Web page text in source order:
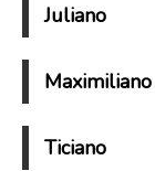
Juliano
Maximiliano
Ticiano